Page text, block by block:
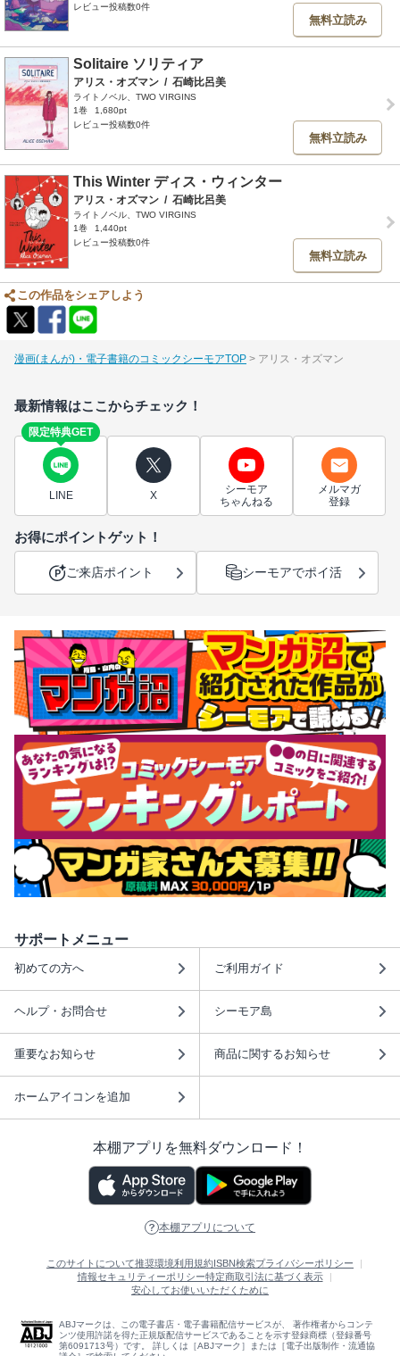
レビュー投稿数0件
無料立読み
Solitaire ソリティア
アリス・オズマン / 石崎比呂美
ライトノベル、TWO VIRGINS
1巻
1,680pt
レビュー投稿数0件
無料立読み
This Winter ディス・ウィンター
アリス・オズマン / 石崎比呂美
ライトノベル、TWO VIRGINS
1巻
1,440pt
レビュー投稿数0件
無料立読み
この作品をシェアしよう
漫画(まんが)・電子書籍のコミックシーモアTOP アリス・オズマン
最新情報はここからチェック！
限定特典GET
LINE X
シーモア
ちゃんねる
メルマガ
登録
お得にポイントゲット！
ご来店ポイント シーモアでポイ活
サポートメニュー
初めての方へ ご利用ガイド
ヘルプ・お問合せ シーモア島
重要なお知らせ 商品に関するお知らせ
ホームアイコンを追加
本棚アプリを無料ダウンロード！
本棚アプリについて
このサイトについて推奨環境利用規約ISBN検索プライバシーポリシー
情報セキュリティーポリシー特定商取引法に基づく表示
安心してお使いいただくために
ABJマークは、この電子書店・電子書籍配信サービスが、 著作権者からコンテ
ンツ使用許諾を得た正規版配信サービスであることを示す登録商標（登録番号
第6091713号）です。 詳しくは［ABJマーク］または［電子出版制作・流通協